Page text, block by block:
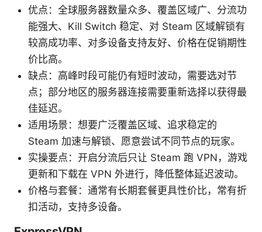
优点：全球服务器数量众多、覆盖区域广、分流功
能强大、Kill Switch 稳定、对 Steam 区域解锁有
较高成功率、对多设备支持友好、价格在促销期性
价比高。
缺点：高峰时段可能仍有短时波动，需要选对节
点；部分地区的服务器连接需要重新选择以获得最
佳延迟。
适用场景：想要广泛覆盖区域、追求稳定的
Steam 加速与解锁、愿意尝试不同节点的玩家。
实操要点：开启分流后只让 Steam 跑 VPN，游戏
更新和下载在 VPN 外进行，降低整体延迟波动。
价格与套餐：通常有长期套餐更具性价比，常有折
扣活动，支持多设备。